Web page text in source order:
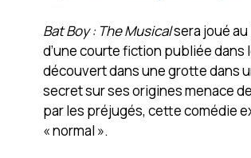
Bat Boy : The Musicalsera joué au
d’une courte fiction publiée dans
découvert dans une grotte dans
secret sur ses origines menace
par les préjugés, cette comédie
« normal ».